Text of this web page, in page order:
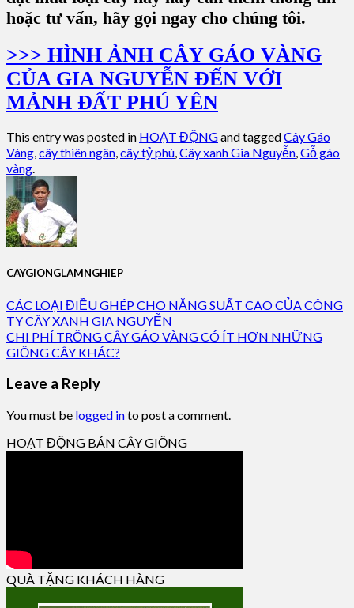
hoặc tư vấn, hãy gọi ngay cho chúng tôi.
>>> HÌNH ẢNH CÂY GÁO VÀNG
CỦA GIA NGUYỄN ĐẾN VỚI
MẢNH ĐẤT PHÚ YÊN
This entry was posted in HOẠT ĐỘNGand taggedCây Gáo
Vàng,cây thiên ngân,cây tỷ phú,Cây xanh Gia Nguyễn,Gỗ gáo
vàng.
CAYGIONGLAMNGHIEP
CÁC LOẠI ĐIỀU GHÉP CHO NĂNG SUẤT CAO CỦA CÔNG
TY CÂY XANH GIA NGUYỄN
CHI PHÍ TRỒNG CÂY GÁO VÀNG CÓ ÍT HƠN NHỮNG
GIỐNG CÂY KHÁC?
Leave a Reply
You must be logged into post a comment.
HOẠT ĐỘNG BÁN CÂY GIỐNG
QUÀ TẶNG KHÁCH HÀNG